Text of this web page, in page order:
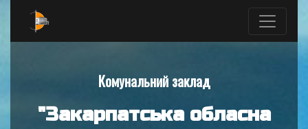
Комунальний заклад
"Закарпатська обласна